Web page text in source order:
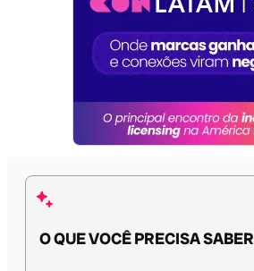
O QUE VOCÊ PRECISA SABER